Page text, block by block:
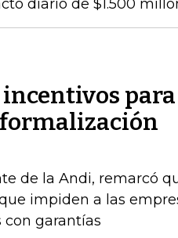
diario de $1.500
para
de la Andi, remarcó
impiden a las
con garantías